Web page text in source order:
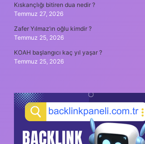
Kıskançlığı bitiren dua nedir ?
Temmuz 27, 2026
Zafer Yılmaz’ın oğlu kimdir ?
Temmuz 25, 2026
KOAH başlangıcı kaç yıl yaşar ?
Temmuz 25, 2026